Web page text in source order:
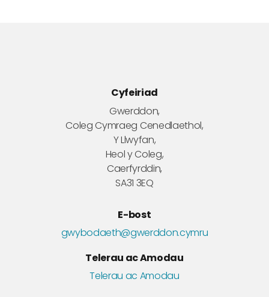
Cyfeiriad
Gwerddon,
Coleg Cymraeg Cenedlaethol,
Y Llwyfan,
Heol y Coleg,
Caerfyrddin,
SA31 3EQ
E-bost
gwybodaeth@gwerddon.cymru
Telerau ac Amodau
Telerau ac Amodau